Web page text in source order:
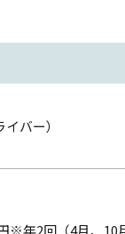
バー）
※年2回（4月、10